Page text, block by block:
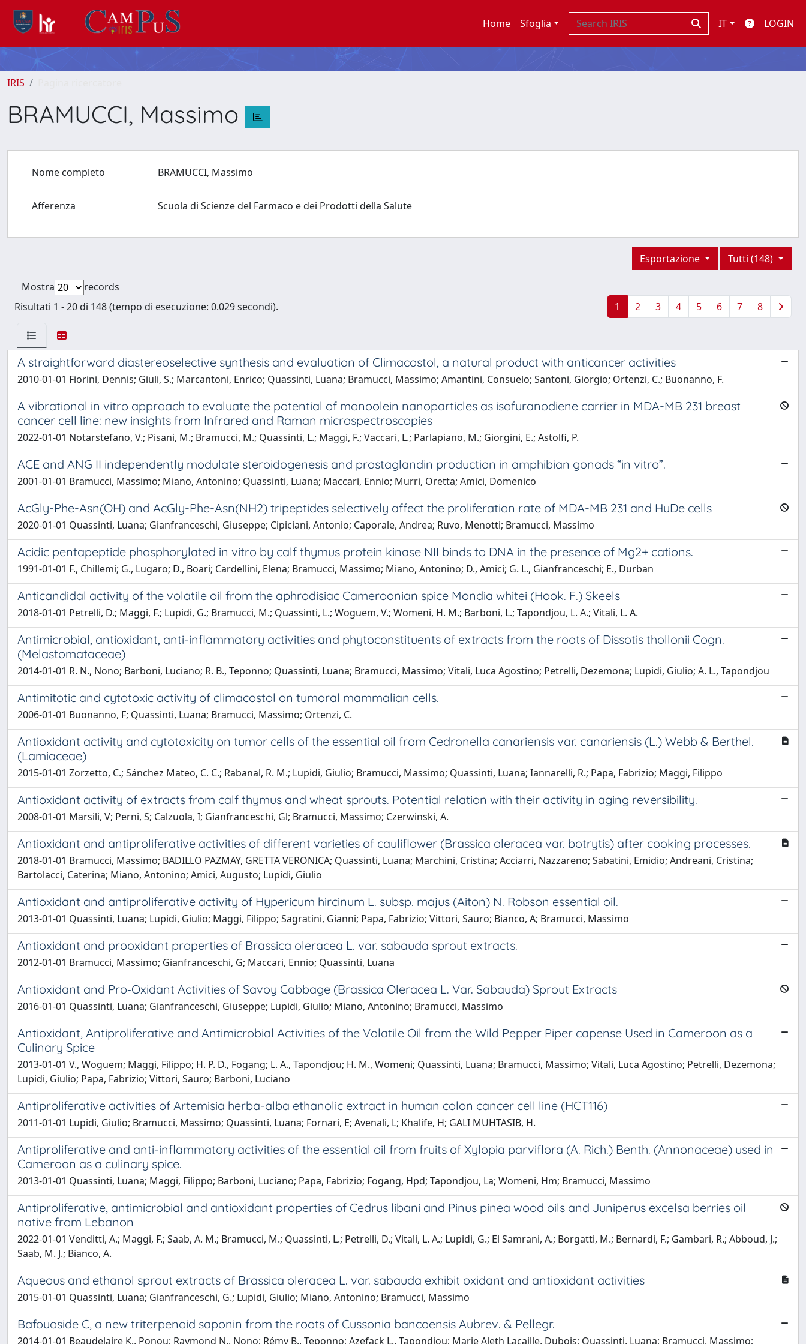
Home Sfoglia IT LOGIN
IRIS
BRAMUCCI, Massimo
Nome completo BRAMUCCI, Massimo
Afferenza Scuola di Scienze del Farmaco e dei Prodotti della Salute
Tutti (148)
Esportazione
Mostra
records
Risultati 1 - 20 di 148 (tempo di esecuzione: 0.029 secondi).
1 2 3 4 5 6 7 8
A straightforward diastereoselective synthesis and evaluation of Climacostol, a natural product with anticancer activities
2010-01-01 Fiorini, Dennis; Giuli, S.; Marcantoni, Enrico; Quassinti, Luana; Bramucci, Massimo; Amantini, Consuelo; Santoni, Giorgio; Ortenzi, C.; Buonanno, F.
A vibrational in vitro approach to evaluate the potential of monoolein nanoparticles as isofuranodiene carrier in MDA-MB 231 breast
cancer cell line: new insights from Infrared and Raman microspectroscopies
2022-01-01 Notarstefano, V.; Pisani, M.; Bramucci, M.; Quassinti, L.; Maggi, F.; Vaccari, L.; Parlapiano, M.; Giorgini, E.; Astolfi, P.
ACE and ANG II independently modulate steroidogenesis and prostaglandin production in amphibian gonads “in vitro”.
2001-01-01 Bramucci, Massimo; Miano, Antonino; Quassinti, Luana; Maccari, Ennio; Murri, Oretta; Amici, Domenico
AcGly-Phe-Asn(OH) and AcGly-Phe-Asn(NH2) tripeptides selectively affect the proliferation rate of MDA-MB 231 and HuDe cells
2020-01-01 Quassinti, Luana; Gianfranceschi, Giuseppe; Cipiciani, Antonio; Caporale, Andrea; Ruvo, Menotti; Bramucci, Massimo
Acidic pentapeptide phosphorylated in vitro by calf thymus protein kinase NII binds to DNA in the presence of Mg2+ cations.
1991-01-01 F., Chillemi; G., Lugaro; D., Boari; Cardellini, Elena; Bramucci, Massimo; Miano, Antonino; D., Amici; G. L., Gianfranceschi; E., Durban
Anticandidal activity of the volatile oil from the aphrodisiac Cameroonian spice Mondia whitei (Hook. F.) Skeels
2018-01-01 Petrelli, D.; Maggi, F.; Lupidi, G.; Bramucci, M.; Quassinti, L.; Woguem, V.; Womeni, H. M.; Barboni, L.; Tapondjou, L. A.; Vitali, L. A.
Antimicrobial, antioxidant, anti-inflammatory activities and phytoconstituents of extracts from the roots of Dissotis thollonii Cogn.
(Melastomataceae)
2014-01-01 R. N., Nono; Barboni, Luciano; R. B., Teponno; Quassinti, Luana; Bramucci, Massimo; Vitali, Luca Agostino; Petrelli, Dezemona; Lupidi, Giulio; A. L., Tapondjou
Antimitotic and cytotoxic activity of climacostol on tumoral mammalian cells.
2006-01-01 Buonanno, F; Quassinti, Luana; Bramucci, Massimo; Ortenzi, C.
Antioxidant activity and cytotoxicity on tumor cells of the essential oil from Cedronella canariensis var. canariensis (L.) Webb & Berthel.
(Lamiaceae)
2015-01-01 Zorzetto, C.; Sánchez Mateo, C. C.; Rabanal, R. M.; Lupidi, Giulio; Bramucci, Massimo; Quassinti, Luana; Iannarelli, R.; Papa, Fabrizio; Maggi, Filippo
Antioxidant activity of extracts from calf thymus and wheat sprouts. Potential relation with their activity in aging reversibility.
2008-01-01 Marsili, V; Perni, S; Calzuola, I; Gianfranceschi, Gl; Bramucci, Massimo; Czerwinski, A.
Antioxidant and antiproliferative activities of different varieties of cauliflower (Brassica oleracea var. botrytis) after cooking processes.
2018-01-01 Bramucci, Massimo; BADILLO PAZMAY, GRETTA VERONICA; Quassinti, Luana; Marchini, Cristina; Acciarri, Nazzareno; Sabatini, Emidio; Andreani, Cristina;
Bartolacci, Caterina; Miano, Antonino; Amici, Augusto; Lupidi, Giulio
Antioxidant and antiproliferative activity of Hypericum hircinum L. subsp. majus (Aiton) N. Robson essential oil.
2013-01-01 Quassinti, Luana; Lupidi, Giulio; Maggi, Filippo; Sagratini, Gianni; Papa, Fabrizio; Vittori, Sauro; Bianco, A; Bramucci, Massimo
Antioxidant and prooxidant properties of Brassica oleracea L. var. sabauda sprout extracts.
2012-01-01 Bramucci, Massimo; Gianfranceschi, G; Maccari, Ennio; Quassinti, Luana
Antioxidant and Pro‐Oxidant Activities of Savoy Cabbage (Brassica Oleracea L. Var. Sabauda) Sprout Extracts
2016-01-01 Quassinti, Luana; Gianfranceschi, Giuseppe; Lupidi, Giulio; Miano, Antonino; Bramucci, Massimo
Antioxidant, Antiproliferative and Antimicrobial Activities of the Volatile Oil from the Wild Pepper Piper capense Used in Cameroon as a
Culinary Spice
2013-01-01 V., Woguem; Maggi, Filippo; H. P. D., Fogang; L. A., Tapondjou; H. M., Womeni; Quassinti, Luana; Bramucci, Massimo; Vitali, Luca Agostino; Petrelli, Dezemona;
Lupidi, Giulio; Papa, Fabrizio; Vittori, Sauro; Barboni, Luciano
Antiproliferative activities of Artemisia herba-alba ethanolic extract in human colon cancer cell line (HCT116)
2011-01-01 Lupidi, Giulio; Bramucci, Massimo; Quassinti, Luana; Fornari, E; Avenali, L; Khalife, H; GALI MUHTASIB, H.
Antiproliferative and anti-inflammatory activities of the essential oil from fruits of Xylopia parviflora (A. Rich.) Benth. (Annonaceae) used in
Cameroon as a culinary spice.
2013-01-01 Quassinti, Luana; Maggi, Filippo; Barboni, Luciano; Papa, Fabrizio; Fogang, Hpd; Tapondjou, La; Womeni, Hm; Bramucci, Massimo
Antiproliferative, antimicrobial and antioxidant properties of Cedrus libani and Pinus pinea wood oils and Juniperus excelsa berries oil
native from Lebanon
2022-01-01 Venditti, A.; Maggi, F.; Saab, A. M.; Bramucci, M.; Quassinti, L.; Petrelli, D.; Vitali, L. A.; Lupidi, G.; El Samrani, A.; Borgatti, M.; Bernardi, F.; Gambari, R.; Abboud, J.;
Saab, M. J.; Bianco, A.
Aqueous and ethanol sprout extracts of Brassica oleracea L. var. sabauda exhibit oxidant and antioxidant activities
2015-01-01 Quassinti, Luana; Gianfranceschi, G.; Lupidi, Giulio; Miano, Antonino; Bramucci, Massimo
Bafouoside C, a new triterpenoid saponin from the roots of Cussonia bancoensis Aubrev. & Pellegr.
2014-01-01 Beaudelaire K., Ponou; Raymond N., Nono; Rémy B., Teponno; Azefack L., Tapondjou; Marie Aleth Lacaille, Dubois; Quassinti, Luana; Bramucci, Massimo;